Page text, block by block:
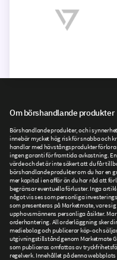
Om börshandlande produkter
Börshandlande produkter, och i
innebär mycket hög risk för snabba och
handlar med hävstångsprodukter
ingen garanti för framtida avkastning.
värde och det är inte säkert att du får
börshandlande produkter om du har en
mer kapital i en affär än du har råd att
begränsar eventuella förluster. Inga
något vis ses som personliga
som presenteras på Marketmate, vare
upphovsmännens personliga åsikter.
orderhantering. All orderläggning sker
mediebolag och publicerar köp- och
utgivningstillstånd genom Marketmate
som publiceras omfattas av
regelverk. Innehållet på denna